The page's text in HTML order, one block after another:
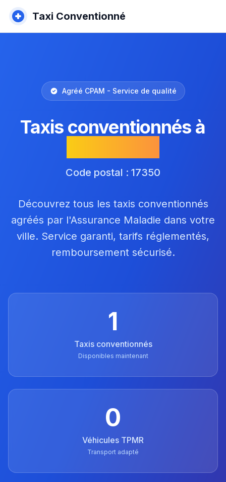
Taxi Conventionné
Agréé CPAM - Service de qualité
Taxis conventionnés à
Code postal : 17350
Découvrez tous les taxis conventionnés
agréés par l'Assurance Maladie dans votre
ville. Service garanti, tarifs réglementés,
remboursement sécurisé.
1
Taxis conventionnés
Disponibles maintenant
0
Véhicules TPMR
Transport adapté